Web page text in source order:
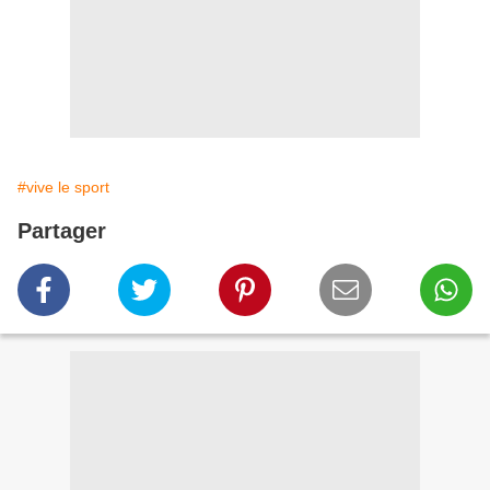
#vive le sport
Partager